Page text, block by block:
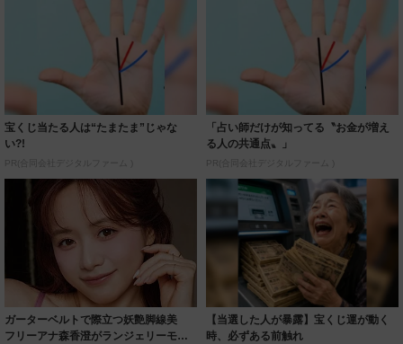
宝くじ当たる人は“たまたま”じゃな
い?!
PR(合同会社デジタルファーム )
「占い師だけが知ってる〝お金が増え
る人の共通点〟」
PR(合同会社デジタルファーム )
ガーターベルトで際立つ妖艶脚線美
フリーアナ森香澄がランジェリーモデ
【当選した人が暴露】宝くじ運が動く
時、必ずある前触れ